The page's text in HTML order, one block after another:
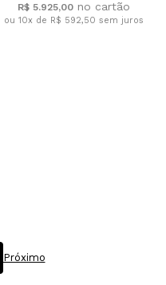
R$ 5.925,00
ou 10x de R$ 592,50 sem juros
Próximo